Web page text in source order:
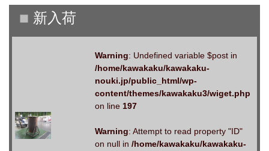
Warning: Undefined variable $post in
/home/kawakaku/kawakaku-
nouki.jp/public_html/wp-
content/themes/kawakaku3/wiget.php
on line 197
Warning: Attempt to read property "ID"
on null in /home/kawakaku/kawakaku-